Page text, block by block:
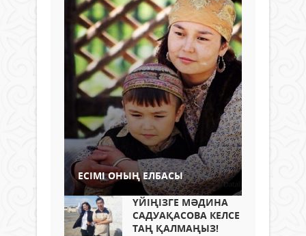
ЕСІМІ ОНЫҢ ЕЛБАСЫ
ҮЙІҢІЗГЕ МӘДИНА
САДУАҚАСОВА КЕЛСЕ
ТАҢ ҚАЛМАҢЫЗ!